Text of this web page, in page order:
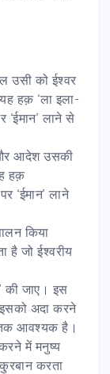
उसी को ईश्वर
हक़ ‘ला इला-
‘ईमान’ लाने से
और आदेश उसकी
हक़
‘ईमान’ लाने
किया
जो ईश्वरीय
की जाए। इस
अदा करने
तक आवश्यक है।
में मनुष्य
करता